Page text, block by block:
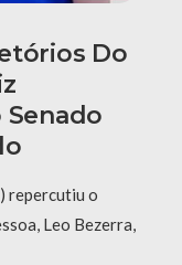
Do
Senado
repercutiu o
Leo Bezerra,